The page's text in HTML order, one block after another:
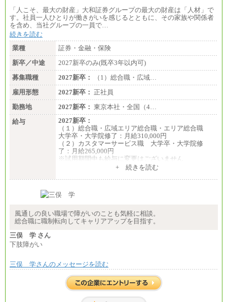
〈東京・神奈川〉219,000 円
〈大阪・兵庫〉209,000 円
〈愛知〉194,500 円 〈福岡〉1
・専門・短大卒／月給185,000 円～210,000 円 ※勤務
地により異なる。
〈東京・神奈川〉210,000 円
〈大阪・兵庫〉200,000 円
〈愛知〉194,500 円 〈福
岡〉185,000円
※基本給のみ（地域手当なし）
※試用期間中も給与変更なし
中途：
【阪急交通社】
◆正社員/総合職
月給250,000円～(※1)、247,000円～(※2)、242,000円
～(※3)、239,000円～(※4)、237,000円～（※5）
・月給は一律地域手当を含んだ金額を表示
（※1…36,000円、※2…33,000円、※3…28,000円、
※4…25,000円、※5…23,000円）
◆正社員/基幹職
〈東京・神奈川〉月給219,000 円～ 〈大阪・兵庫〉
〈愛知〉月給194,500 円～ 〈福岡〉月給185,000 円～
・一律地域手当なし
～(※3)、170,500～(※4)、168,000円～（※5）
※1…東京都、埼玉県、千葉県、神奈川県
※2…大阪府、京都府、兵庫県、滋賀県
※3…愛知県、静岡県
「人こそ、最大の財産」大和証券グループの最大の財産は「人材」で
す。社員一人ひとりが働きがいを感じるとともに、その家族や関係者
を含め、当社グループの一員で…
続きを読む
業種
証券・金融・保険
新卒／中途
2027新卒のみ(既卒3年以内可)
募集職種
2027新卒：
（1）総合職・広域…
雇用形態
2027新卒： 正社員
勤務地
2027新卒： 東京本社・全国（4…
給与
2027新卒：
（１）総合職・広域エリア総合職・エリア総合職
大学卒・大学院修了：月給310,000円
（２）カスタマーサービス職 大学卒・大学院修
了：月給265,000円
※試用期間中も給与に変更はございません
+ 続きを読む
風通しの良い職場で障がいのことも気軽に相談。
総合職に職制転向してキャリアアップを目指す。
三俣 学 さん
下肢障がい
三俣 学さんのメッセージを読む